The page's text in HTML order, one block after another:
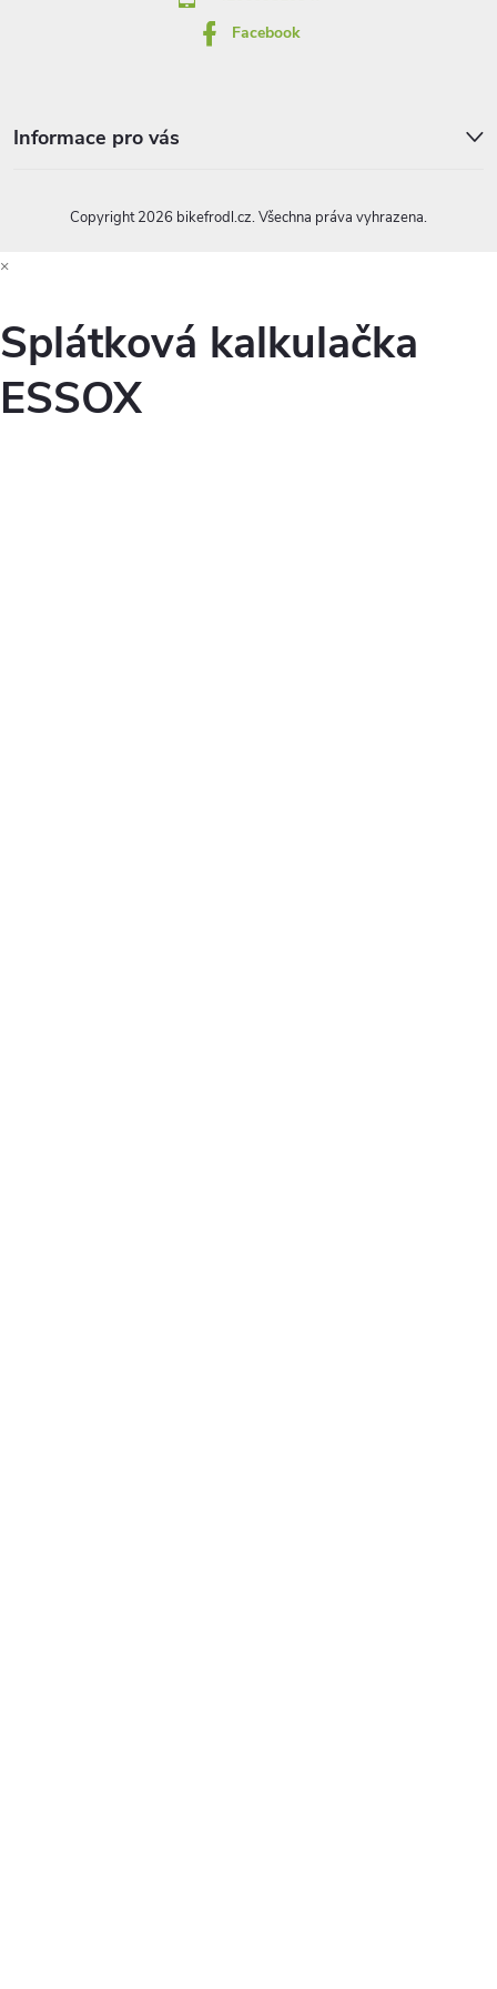
Facebook
Informace pro vás
Copyright 2026 bikefrodl.cz. Všechna práva vyhrazena.
×
Splátková kalkulačka
ESSOX